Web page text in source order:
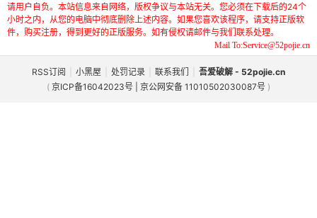
请用户自负。本站信息来自网络，版权争议与本站无关。您必须在下载后的24个
小时之内，从您的电脑中彻底删除上述内容。如果您喜欢该程序，请支持正版软
件，购买注册，得到更好的正版服务。如有侵权请邮件与我们联系处理。
Mail To:Service@52pojie.cn
RSS订阅 小黑屋 处罚记录 联系我们
吾爱破解 - 52pojie.cn
( 京ICP备16042023号 | 京公网安备 11010502030087号 )